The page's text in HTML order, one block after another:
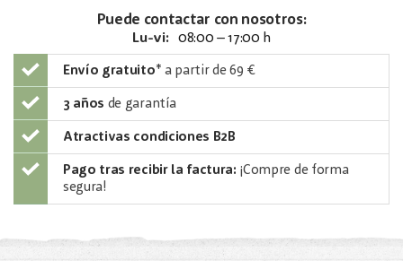
Puede contactar con nosotros:
Lu-vi: 08:00 – 17:00 h
Envío gratuito* a partir de 69 €
3 años de garantía
Atractivas condiciones B2B
Pago tras recibir la factura: ¡Compre de forma
segura!